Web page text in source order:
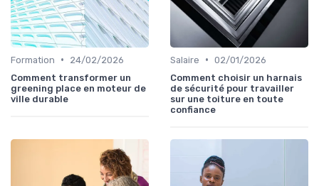
Formation •
24/02/2026
Comment transformer un
greening place en moteur de
ville durable
Salaire • 02/01/2026
Comment choisir un harnais
de sécurité pour travailler
sur une toiture en toute
confiance